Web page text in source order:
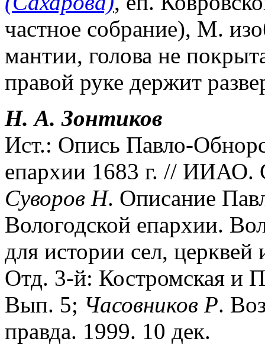
частное собрание), М.
мантии, голова не
правой руке держит
Н. А. Зонтиков
Ист.: Опись Павло-
епархии 1683 г. // ИИАО.
Суворов Н. Описание
Вологодской епархии.
для истории сел, церквей
Отд. 3-й: Костромская и
Вып. 5; Часовников Р.
правда. 1999. 10 дек.